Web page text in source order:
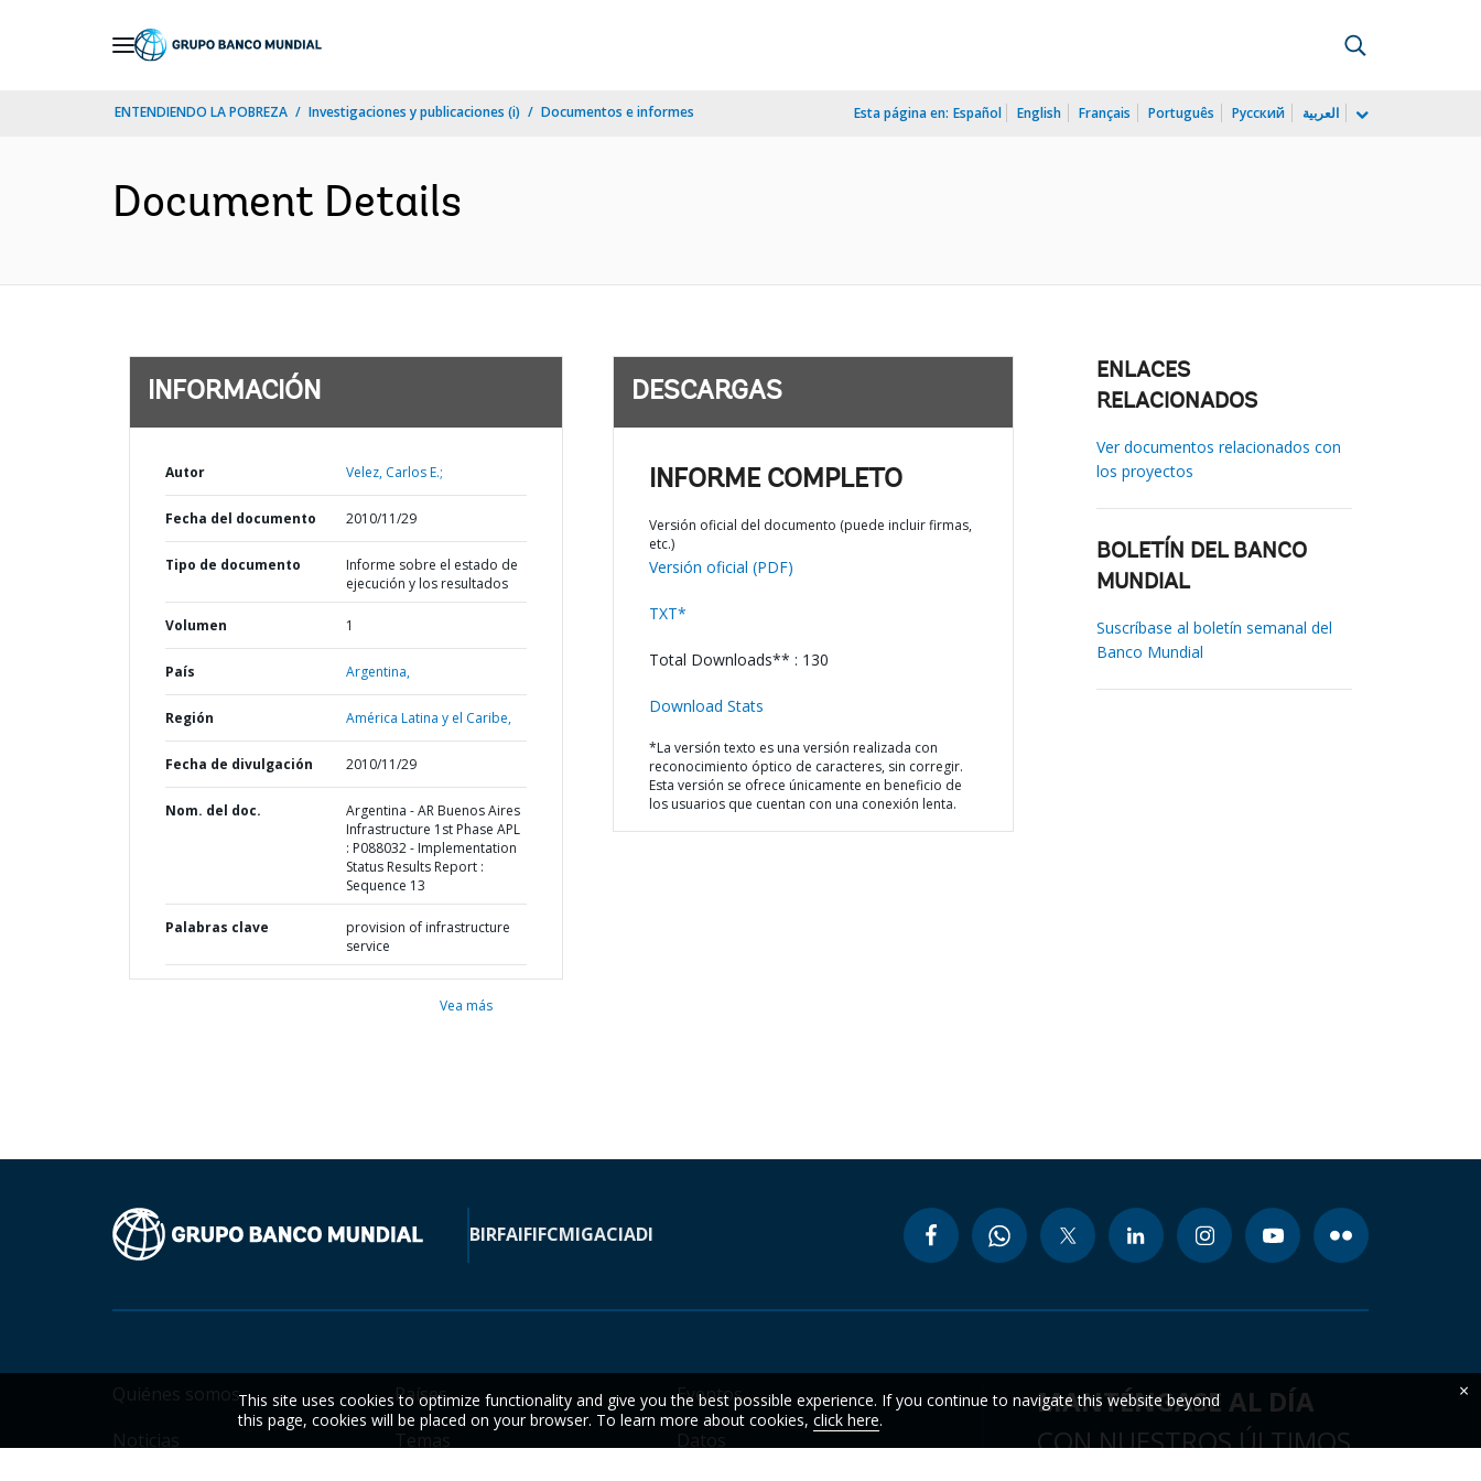
ENTENDIENDO LA POBREZA Investigaciones y publicaciones (i) Documentos e informes Esta página en: Español English Français Português Русский العربية
Document Details
INFORMACIÓN
Autor Velez, Carlos E.;
Fecha del documento 2010/11/29
Tipo de documento
Informe sobre el estado de
ejecución y los resultados
Volumen 1
País Argentina,
Región América Latina y el Caribe,
Fecha de divulgación 2010/11/29
Nom. del doc.
Argentina - AR Buenos Aires
Infrastructure 1st Phase APL
: P088032 - Implementation
Status Results Report :
Sequence 13
Palabras clave
provision of infrastructure
service
Vea más
DESCARGAS
INFORME COMPLETO
Versión oficial del documento (puede incluir firmas,
etc.)
Versión oficial (PDF)
TXT*
Total Downloads** : 130
Download Stats
*La versión texto es una versión realizada con
reconocimiento óptico de caracteres, sin corregir.
Esta versión se ofrece únicamente en beneficio de
los usuarios que cuentan con una conexión lenta.
ENLACES
RELACIONADOS
Ver documentos relacionados con
los proyectos
BOLETÍN DEL BANCO
MUNDIAL
Suscríbase al boletín semanal del
Banco Mundial
BIRFAIFIFCMIGACIADI
Quiénes somos
Noticias
Países
Temas
Eventos
Datos
MANTÉNGASE AL DÍA
CON NUESTROS ÚLTIMOS
This site uses cookies to optimize functionality and give you the best possible experience. If you continue to navigate this website beyond
this page, cookies will be placed on your browser. To learn more about cookies, click here.
×